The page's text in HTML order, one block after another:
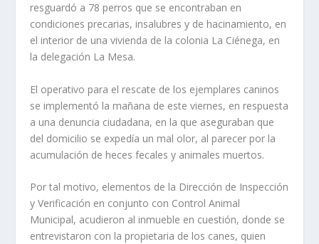
resguardó a 78 perros que se encontraban en
condiciones precarias, insalubres y de hacinamiento, en
el interior de una vivienda de la colonia La Ciénega, en
la delegación La Mesa.
El operativo para el rescate de los ejemplares caninos
se implementó la mañana de este viernes, en respuesta
a una denuncia ciudadana, en la que aseguraban que
del domicilio se expedía un mal olor, al parecer por la
acumulación de heces fecales y animales muertos.
Por tal motivo, elementos de la Dirección de Inspección
y Verificación en conjunto con Control Animal
Municipal, acudieron al inmueble en cuestión, donde se
entrevistaron con la propietaria de los canes, quien